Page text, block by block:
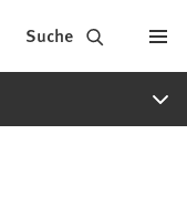
Suche